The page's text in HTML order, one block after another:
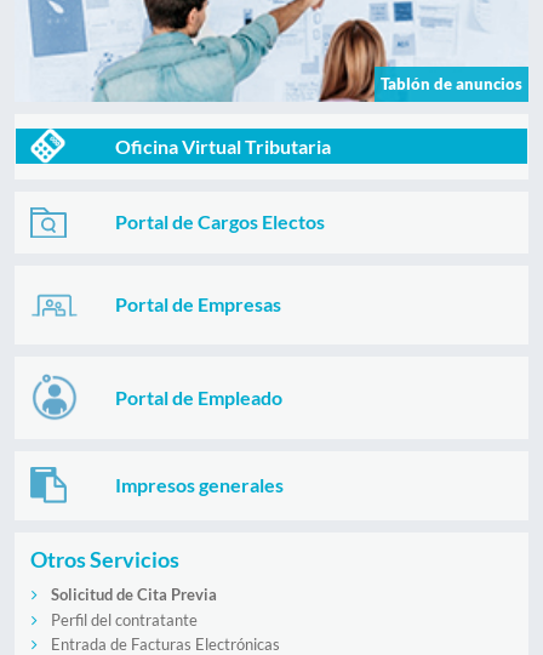
Tablón de anuncios
Oficina Virtual Tributaria
Portal de Cargos Electos
Portal de Empresas
Portal de Empleado
Impresos generales
Otros Servicios
Solicitud de Cita Previa
Perfil del contratante
Entrada de Facturas Electrónicas